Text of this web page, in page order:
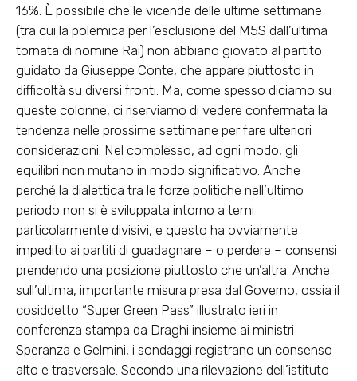
16%. È possibile che le vicende delle ultime settimane
(tra cui la polemica per l’esclusione del M5S dall’ultima
tornata di nomine Rai) non abbiano giovato al partito
guidato da Giuseppe Conte, che appare piuttosto in
difficoltà su diversi fronti. Ma, come spesso diciamo su
queste colonne, ci riserviamo di vedere confermata la
tendenza nelle prossime settimane per fare ulteriori
considerazioni. Nel complesso, ad ogni modo, gli
equilibri non mutano in modo significativo. Anche
perché la dialettica tra le forze politiche nell’ultimo
periodo non si è sviluppata intorno a temi
particolarmente divisivi, e questo ha ovviamente
impedito ai partiti di guadagnare – o perdere – consensi
prendendo una posizione piuttosto che un’altra. Anche
sull’ultima, importante misura presa dal Governo, ossia il
cosiddetto “Super Green Pass” illustrato ieri in
conferenza stampa da Draghi insieme ai ministri
Speranza e Gelmini, i sondaggi registrano un consenso
alto e trasversale. Secondo una rilevazione dell’istituto